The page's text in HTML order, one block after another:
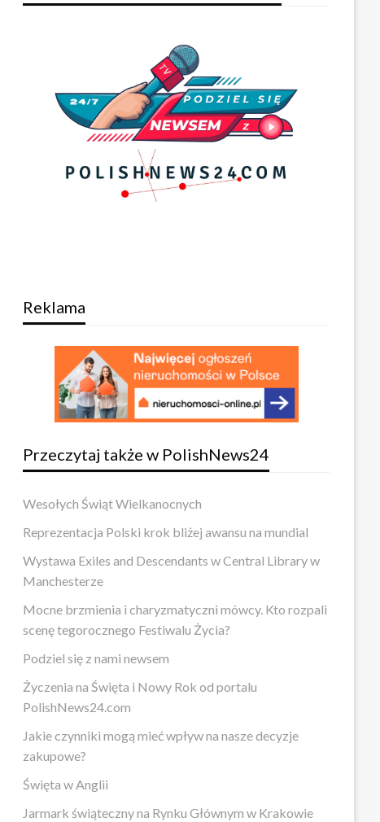
Reklama
Przeczytaj także w PolishNews24
Wesołych Świąt Wielkanocnych
Reprezentacja Polski krok bliżej awansu na mundial
Wystawa Exiles and Descendants w Central Library w
Manchesterze
Mocne brzmienia i charyzmatyczni mówcy. Kto rozpali
scenę tegorocznego Festiwalu Życia?
Podziel się z nami newsem
Życzenia na Święta i Nowy Rok od portalu
PolishNews24.com
Jakie czynniki mogą mieć wpływ na nasze decyzje
zakupowe?
Święta w Anglii
Jarmark świąteczny na Rynku Głównym w Krakowie